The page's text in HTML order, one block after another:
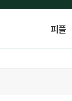
피플